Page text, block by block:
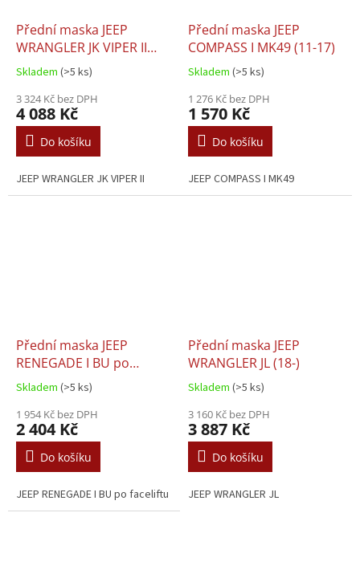
Přední maska JEEP
WRANGLER JK VIPER II
(07-18)
Skladem (>5 ks)
3 324 Kč bez DPH
4 088 Kč
Do košíku
JEEP WRANGLER JK VIPER II
Přední maska JEEP
COMPASS I MK49 (11-17)
Skladem (>5 ks)
1 276 Kč bez DPH
1 570 Kč
Do košíku
JEEP COMPASS I MK49
Přední maska JEEP
RENEGADE I BU po
faceliftu (18-)
Skladem (>5 ks)
1 954 Kč bez DPH
2 404 Kč
Do košíku
JEEP RENEGADE I BU po faceliftu
Přední maska JEEP
WRANGLER JL (18-)
Skladem (>5 ks)
3 160 Kč bez DPH
3 887 Kč
Do košíku
JEEP WRANGLER JL